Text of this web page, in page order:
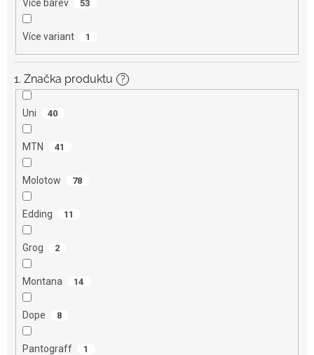
Více barev 53
Více variant 1
1. Značka produktu ?
Uni 40
MTN 41
Molotow 78
Edding 11
Grog 2
Montana 14
Dope 8
Pantograff 1